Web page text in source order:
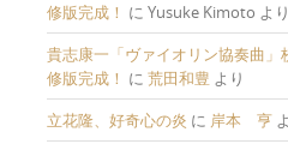
修版完成！ に Yusuke Kimoto より
貴志康一「ヴァイオリン協奏曲」
修版完成！ に 荒田和豊 より
立花隆、好奇心の炎 に 岸本 亨